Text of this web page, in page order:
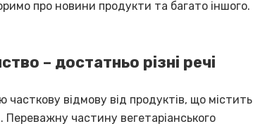
про новини продукти та багато іншого.
– достатньо різні речі
часткову відмову від продуктів, що містить
частину вегетаріанського